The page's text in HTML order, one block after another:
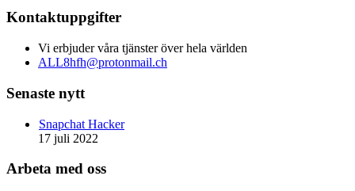
Kontaktuppgifter
Vi erbjuder våra tjänster över hela världen
ALL8hfh@protonmail.ch
Senaste nytt
Snapchat Hacker
17 juli 2022
Arbeta med oss